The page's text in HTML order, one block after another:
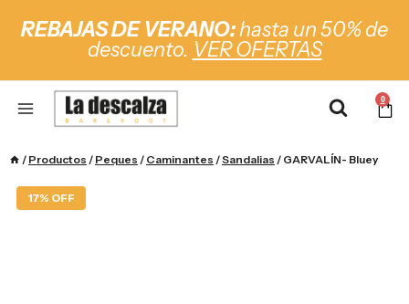
REBAJAS DE VERANO:hasta un 50% de
descuento. VER OFERTAS
0
/ Productos / Peques / Caminantes /Sandalias / GARVALÍN- Bluey
17% OFF